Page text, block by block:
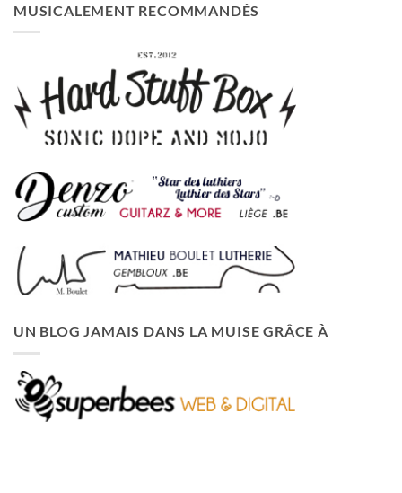
MUSICALEMENT RECOMMANDÉS
UN BLOG JAMAIS DANS LA MUISE GRÂCE À